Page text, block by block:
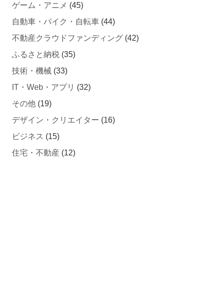
ゲーム・アニメ (45)
自動車・バイク・自転車 (44)
不動産クラウドファンディング (42)
ふるさと納税 (35)
技術・機械 (33)
IT・Web・アプリ (32)
その他 (19)
デザイン・クリエイター (16)
ビジネス (15)
住宅・不動産 (12)